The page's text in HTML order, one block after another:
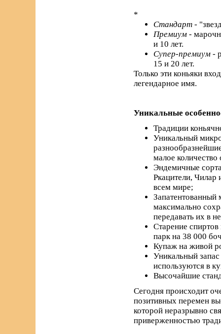
*
Стандарт -
Премиум -
и 10 лет.
Супер-премиум -
15 и 20 лет.
Только эти коньяки
легендарное имя.
Уникальные
Традиции
Уникальный
малое количество
Эндемичные
Ркацители,
всем мире;
Запатентованный
максимально
передавать их в
Старение
парк на 38 000
Купаж на живой
Уникальный
используются в
Высочайшие
Сегодня происходит
позитивных перемен
которой неразрывно
приверженностью